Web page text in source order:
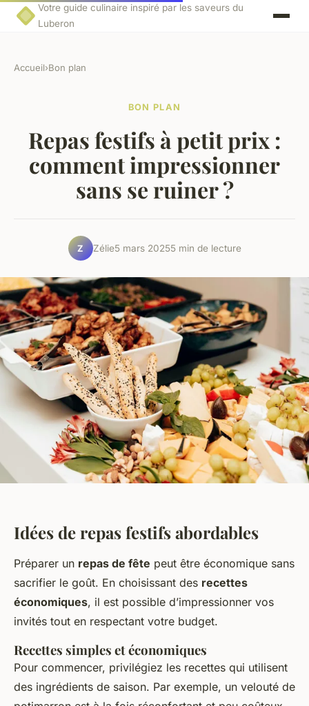
Votre guide culinaire inspiré par les saveurs du
Luberon
Accueil›Bon plan
BON PLAN
Repas festifs à petit prix :
comment impressionner
sans se ruiner ?
Z Zélie5 mars 20255 min de lecture
Idées de repas festifs abordables
Préparer un repas de fête peut être économique sans
sacrifier le goût. En choisissant des recettes
économiques, il est possible d’impressionner vos
invités tout en respectant votre budget.
Recettes simples et économiques
Pour commencer, privilégiez les recettes qui utilisent
des ingrédients de saison. Par exemple, un velouté de